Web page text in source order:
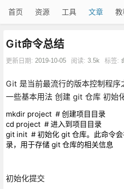
首页 资源 工具 文章 教
Git命令总结
更新日期: 2019-10-05 阅读: 3.5k 标签:
Git 是当前最流行的版本控制程
一些基本用法 创建 git 仓库 初始
mkdir project # 创建项目目录
cd project # 进入到项目目录
git init # 初始化 git 仓库。此命令
录，用于存储 git 仓库的相关信息
初始化提交